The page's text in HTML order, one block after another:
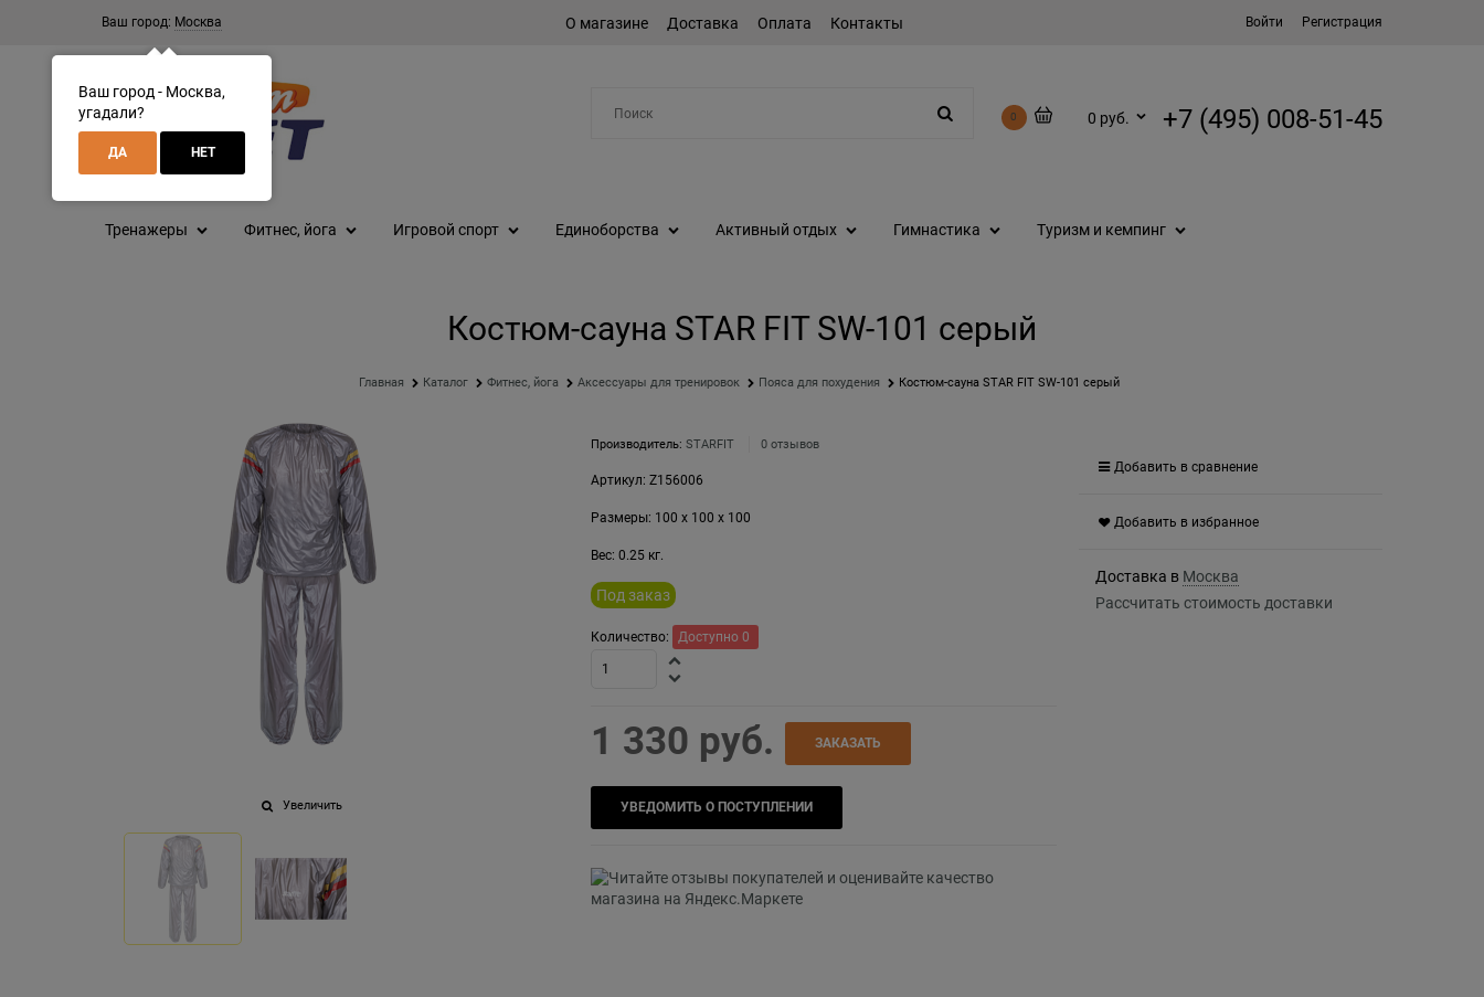
Ваш город: Москва О магазине Доставка Оплата Контакты Войти Регистрация
0 0 руб. +7 (495) 008-51-45
Тренажеры Фитнес, йога Игровой спорт Единоборства Активный отдых Гимнастика Туризм и кемпинг
Костюм-сауна STAR FIT SW-101 серый
Главная Каталог Фитнес, йога Аксессуары для тренировок Пояса для похудения Костюм-сауна STAR FIT SW-101 серый
Увеличить
Производитель: STARFIT 0 отзывов
Артикул: Z156006
Размеры: 100 x 100 x 100
Вес: 0.25кг.
Под заказ
Количество: Доступно 0
1 330 руб. ЗАКАЗАТЬ
УВЕДОМИТЬ О ПОСТУПЛЕНИИ
Добавить в сравнение
Добавить в избранное
Доставка в Москва
Рассчитать стоимость доставки
Ваш город - Москва,
угадали?
ДА НЕТ